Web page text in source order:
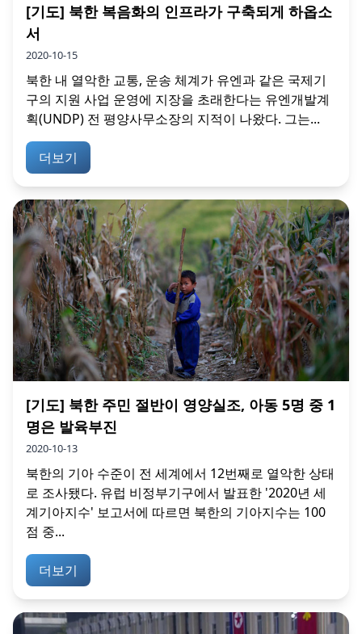
[기도] 북한 복음화의 인프라가 구축되게 하옵소
서
2020-10-15
북한 내 열악한 교통, 운송 체계가 유엔과 같은 국제기
구의 지원 사업 운영에 지장을 초래한다는 유엔개발계
획(UNDP) 전 평양사무소장의 지적이 나왔다. 그는...
더보기
[기도] 북한 주민 절반이 영양실조, 아동 5명 중 1
명은 발육부진
2020-10-13
북한의 기아 수준이 전 세계에서 12번째로 열악한 상태
로 조사됐다. 유럽 비정부기구에서 발표한 '2020년 세
계기아지수' 보고서에 따르면 북한의 기아지수는 100
점 중...
더보기